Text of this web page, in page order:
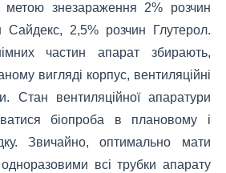
метою знезараження 2% розчин
Сайдекс, 2,5% розчин Глутерол.
частин апарат збирають,
вигляді корпус, вентиляційні
Стан вентиляційної апаратури
біопроба в плановому і
Звичайно, оптимально мати
всі трубки апарату